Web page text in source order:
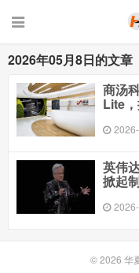
2026年05月8日的文章
商汤
Lite
英伟
掀起
© 2026 华